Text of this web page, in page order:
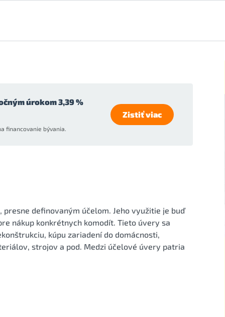
úrokom 3,39 %
financovanie bývania.
Zistiť viac
definovaným účelom. Jeho využitie je buď
nákup konkrétnych komodít. Tieto úvery sa
kúpu zariadení do domácnosti,
strojov a pod. Medzi účelové úvery patria